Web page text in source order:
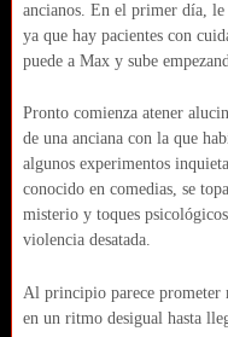
ancianos. En el primer día,
ya que hay pacientes con
puede a Max y sube
Pronto comienza atener
de una anciana con la que
algunos experimentos
conocido en comedias, se
misterio y toques
violencia desatada.
Al principio parece prometer
en un ritmo desigual hasta